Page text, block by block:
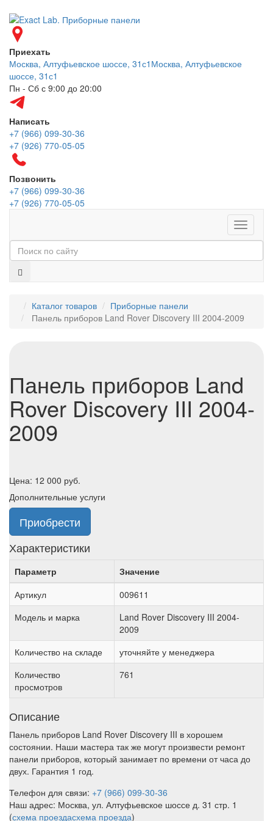
Приехать
Москва, Алтуфьевское шоссе, 31с1 Москва, Алтуфьевское
шоссе, 31с1
Пн - Сб с 9:00 до 20:00
Написать
+7 (966) 099-30-36
+7 (926) 770-05-05
Позвонить
+7 (966) 099-30-36
+7 (926) 770-05-05
Меню
Каталог товаров
Приборные панели
Панель приборов Land Rover Discovery III 2004-2009
Панель приборов Land
Rover Discovery III 2004-
2009
Цена: 12 000 руб.
Дополнительные услуги
Приобрести
Характеристики
Параметр
Значение
Артикул
009611
Модель и марка
Land Rover Discovery III 2004-
2009
Количество на складе
уточняйте у менеджера
Количество
просмотров
761
Описание
Панель приборов Land Rover Discovery III в хорошем
состоянии. Наши мастера так же могут произвести ремонт
панели приборов, который занимает по времени от часа до
двух. Гарантия 1 год.
Телефон для связи: +7 (966) 099-30-36
Наш адрес: Москва, ул. Алтуфьевское шоссе д. 31 стр. 1
(схема проездасхема проезда)